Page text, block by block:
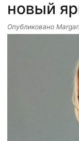
новый
Опубликовано